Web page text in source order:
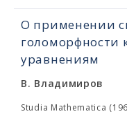
О применении
уравнениям
В. Владимиров
Studia Mathematica